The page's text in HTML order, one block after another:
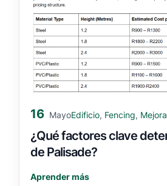
16 MayoEdificio, Fencing,
¿Qué factores clave
de Palisade?
Aprender más